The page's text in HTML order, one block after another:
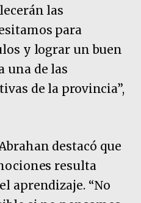
las
para
y lograr un buen
una de las
de la provincia”,
destacó que
resulta
aprendizaje. “No